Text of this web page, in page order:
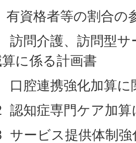
資格者等の割合の
問介護、訪問型サ
に係る計画書
腔連携強化加算に
認知症専門ケア加算
サービス提供体制